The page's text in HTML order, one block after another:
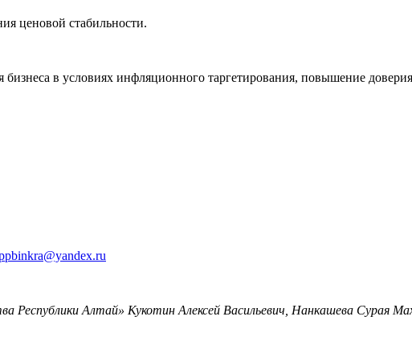
ценовой стабильности.
в условиях инфляционного таргетирования, повышение
Алтай» Кукотин Алексей Васильевич, Нанкашева Сурая